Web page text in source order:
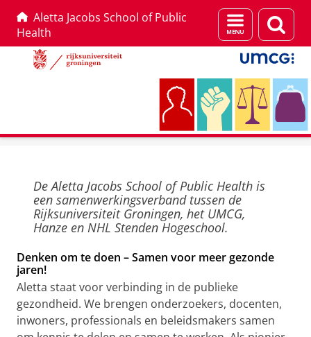
Aletta Jacobs School of Public
Health
Menu
en
zoeken
t
a
J
a
De Aletta Jacobs School of Public Health is
een samenwerkingsverband tussen de
Rijksuniversiteit Groningen, het UMCG,
Hanze en NHL Stenden Hogeschool.
Denken om te doen – Samen voor meer gezonde
jaren!
Aletta staat voor verbinding in de publieke
gezondheid. We brengen onderzoekers, docenten,
inwoners, professionals en beleidsmakers samen